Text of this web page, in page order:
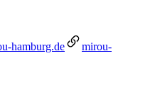
hamburg.de
mirou-